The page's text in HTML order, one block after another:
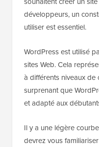
développeurs, un
utiliser est essentiel.
WordPress est utilisé
sites Web. Cela
à différents niveaux
surprenant que
et adapté aux
Il y a une légère
devrez vous